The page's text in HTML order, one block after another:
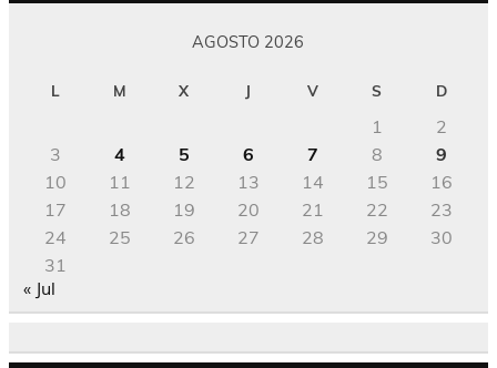
AGOSTO 2026
L M X J V S D
1
2
3
4 5 6 7 8
9
10
11 12 13 14 15
16
17
18 19 20 21 22
23
24
25 26 27 28 29
30
31
« Jul